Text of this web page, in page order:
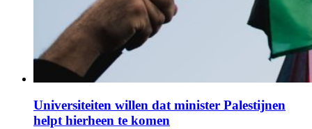
Universiteiten willen dat minister Palestijnen
helpt hierheen te komen